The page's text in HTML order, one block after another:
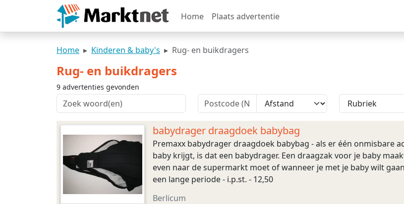
Home Plaats advertentie
Home Kinderen & baby's Rug- en buikdragers
Rug- en buikdragers
9 advertenties gevonden
babydrager draagdoek babybag
Premaxx babydrager draagdoek babybag - als er één onmisbare
baby krijgt, is dat een babydrager. Een draagzak voor je baby
even naar de supermarkt moet of wanneer je met je baby wilt
een lange periode - i.p.st. - 12,50
Berlicum